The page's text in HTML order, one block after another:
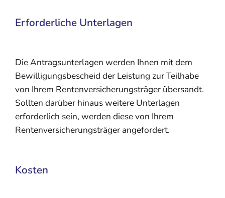
Erforderliche Unterlagen
Die Antragsunterlagen werden Ihnen mit dem
Bewilligungsbescheid der Leistung zur Teilhabe
von Ihrem Rentenversicherungsträger übersandt.
Sollten darüber hinaus weitere Unterlagen
erforderlich sein, werden diese von Ihrem
Rentenversicherungsträger angefordert.
Kosten